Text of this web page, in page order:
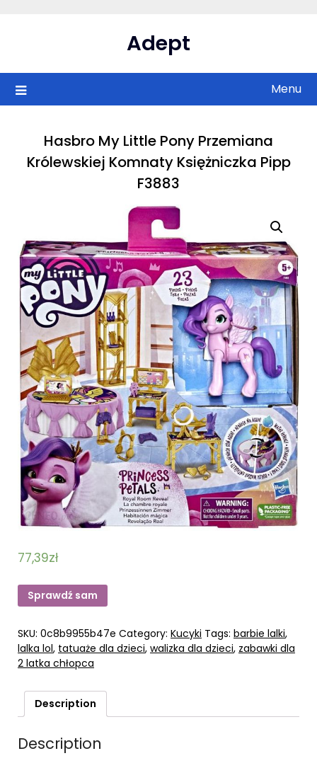
Adept
Menu
Hasbro My Little Pony Przemiana
Królewskiej Komnaty Księżniczka Pipp
F3883
77,39zł
Sprawdź sam
SKU: 0c8b9955b47e Category: Kucyki Tags: barbie lalki,
lalka lol, tatuaże dla dzieci, walizka dla dzieci, zabawki dla
2 latka chłopca
Description
Description